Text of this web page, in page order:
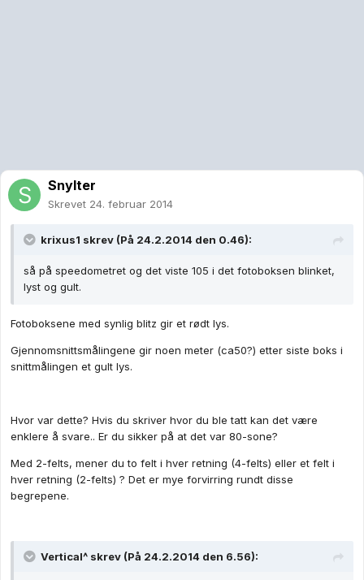
Snylter
Skrevet 24. februar 2014
krixus1 skrev (På 24.2.2014 den 0.46):
så på speedometret og det viste 105 i det fotoboksen blinket,
lyst og gult.
Fotoboksene med synlig blitz gir et rødt lys.
Gjennomsnittsmålingene gir noen meter (ca50?) etter siste boks i
snittmålingen et gult lys.
Hvor var dette? Hvis du skriver hvor du ble tatt kan det være
enklere å svare.. Er du sikker på at det var 80-sone?
Med 2-felts, mener du to felt i hver retning (4-felts) eller et felt i
hver retning (2-felts) ? Det er mye forvirring rundt disse
begrepene.
Vertical^ skrev (På 24.2.2014 den 6.56):